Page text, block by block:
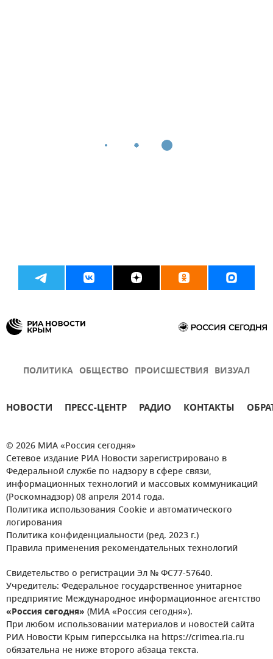
ПОЛИТИКА ОБЩЕСТВО ПРОИСШЕСТВИЯ ВИЗУАЛ
НОВОСТИ ПРЕСС-ЦЕНТР РАДИО КОНТАКТЫ
© 2026 МИА «Россия сегодня»
Сетевое издание РИА Новости зарегистрировано в
Федеральной службе по надзору в сфере связи,
информационных технологий и массовых коммуникаций
(Роскомнадзор) 08 апреля 2014 года.
Политика использования Cookie и автоматического
логирования
Политика конфиденциальности (ред. 2023 г.)
Правила применения рекомендательных технологий
Свидетельство о регистрации Эл № ФС77-57640.
Учредитель: Федеральное государственное унитарное
предприятие Международное информационное агентство
«Россия сегодня» (МИА «Россия сегодня»).
При любом использовании материалов и новостей сайта
РИА Новости Крым гиперссылка на https://crimea.ria.ru
обязательна не ниже второго абзаца текста.